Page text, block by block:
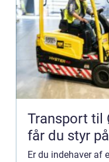
Transport til
får du styr
Er du indehaver af